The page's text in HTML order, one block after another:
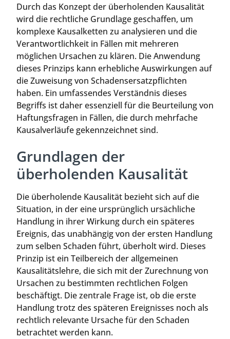
Durch das Konzept der überholenden Kausalität
wird die rechtliche Grundlage geschaffen, um
komplexe Kausalketten zu analysieren und die
Verantwortlichkeit in Fällen mit mehreren
möglichen Ursachen zu klären. Die Anwendung
dieses Prinzips kann erhebliche Auswirkungen auf
die Zuweisung von Schadensersatzpflichten
haben. Ein umfassendes Verständnis dieses
Begriffs ist daher essenziell für die Beurteilung von
Haftungsfragen in Fällen, die durch mehrfache
Kausalverläufe gekennzeichnet sind.
Grundlagen der
überholenden Kausalität
Die überholende Kausalität bezieht sich auf die
Situation, in der eine ursprünglich ursächliche
Handlung in ihrer Wirkung durch ein späteres
Ereignis, das unabhängig von der ersten Handlung
zum selben Schaden führt, überholt wird. Dieses
Prinzip ist ein Teilbereich der allgemeinen
Kausalitätslehre, die sich mit der Zurechnung von
Ursachen zu bestimmten rechtlichen Folgen
beschäftigt. Die zentrale Frage ist, ob die erste
Handlung trotz des späteren Ereignisses noch als
rechtlich relevante Ursache für den Schaden
betrachtet werden kann.